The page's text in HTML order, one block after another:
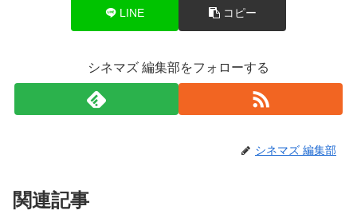
LINE コピー
シネマズ 編集部をフォローする
シネマズ 編集部
関連記事